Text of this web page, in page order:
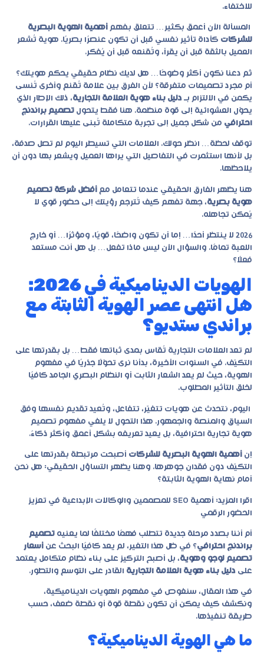
للاختفاء.
المسألة الآن أعمق بكثير… تتعلق بفهم أهمية الهوية البصرية
للشركات كأداة تأثير نفسي قبل أن تكون عنصرًا بصريًا. هوية تُشعر
العميل بالثقة قبل أن يقرأ، وتُقنعه قبل أن يُفكر.
ثم دعنا نكون أكثر وضوحًا… هل لديك نظام حقيقي يحكم هويتك؟
أم مجرد تصميمات متفرقة؟ لأن الفرق بين علامة تُقنع وأخرى تُنسى
يكمن في الالتزام بـ دليل بناء هوية العلامة التجارية، ذلك الإطار الذي
يحوّل العشوائية إلى قوة منظمة. هنا فقط يتحول تصميم براندنج
احترافي من شكل جميل إلى تجربة متكاملة تُبنى عليها القرارات.
توقف لحظة… انظر حولك. العلامات التي تسيطر اليوم لم تصل صدفة،
بل لأنها استثمرت في التفاصيل التي يراها العميل ويشعر بها دون أن
يلاحظها.
هنا يظهر الفارق الحقيقي عندما تتعامل مع أفضل شركة تصميم
هوية بصرية، جهة تفهم كيف تُترجم رؤيتك إلى حضور قوي لا
يُمكن تجاهله.
2026 لا ينتظر أحدًا… إما أن تكون واضحًا، قويًا، ومؤثرًا… أو خارج
اللعبة تمامًا. والسؤال الآن ليس ماذا تفعل… بل هل أنت مستعد
فعلًا؟
الهويات الديناميكية في 2026:
هل انتهى عصر الهوية الثابتة مع
براندي ستديو؟
لم تعد العلامات التجارية تُقاس بمدى ثباتها فقط… بل بقدرتها على
التكيّف. في السنوات الأخيرة، بدأنا نرى تحوّلًا جذريًا في مفهوم
الهوية، حيث لم يعد الشعار الثابت أو النظام البصري الجامد كافيًا
لخلق التأثير المطلوب.
اليوم، نتحدث عن هويات تتغيّر، تتفاعل، وتُعيد تقديم نفسها وفق
السياق والمنصة والجمهور. هذا التحول لا يلغي مفهوم تصميم
هوية تجارية احترافية، بل يعيد تعريفه بشكل أعمق وأكثر ذكاءً.
إن أهمية الهوية البصرية للشركات أصبحت مرتبطة بقدرتها على
التكيّف دون فقدان جوهرها. وهنا يظهر التساؤل الحقيقي: هل نحن
أمام نهاية الهوية الثابتة؟
اقرا المزيد:
أهمية SEO للمصممين والوكالات الإبداعية في تعزيز
الحضور الرقمي
أم أننا بصدد مرحلة جديدة تتطلب فهمًا مختلفًا لما يعنيه تصميم
براندنج احترافي؟ في ظل هذا التغير، لم يعد كافيًا البحث عن أسعار
تصميم لوجو وهوية، بل أصبح التركيز على بناء نظام متكامل يعتمد
على دليل بناء هوية العلامة التجارية القادر على التوسع والتطور.
في هذا المقال، سنغوص في مفهوم الهويات الديناميكية،
ونكشف كيف يمكن أن تكون نقطة قوة أو نقطة ضعف، حسب
طريقة تنفيذها.
ما هي الهوية الديناميكية؟